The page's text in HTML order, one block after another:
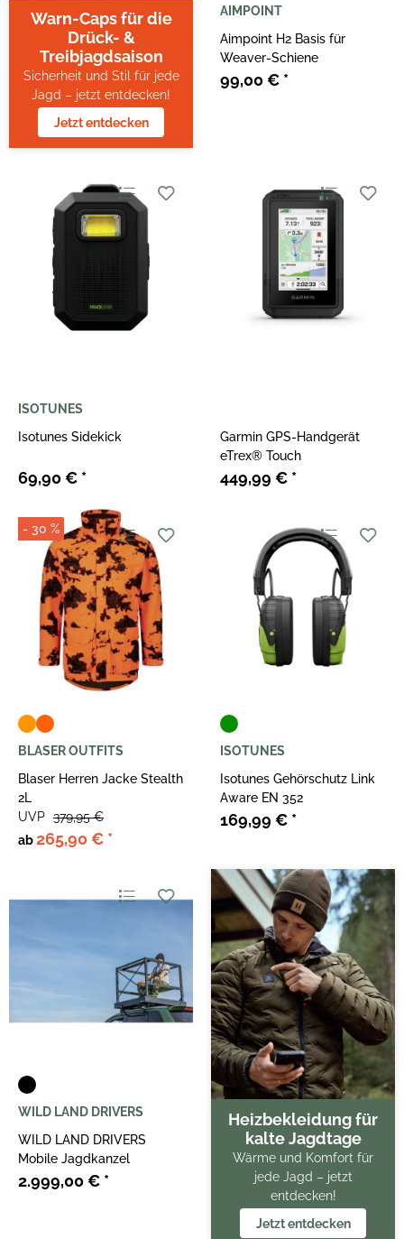
Warn-Caps für die
Drück- &
Treibjagdsaison
Sicherheit und Stil für jede
Jagd – jetzt entdecken!
Jetzt entdecken
AIMPOINT
Aimpoint H2 Basis für
Weaver-Schiene
99,00 € *
ISOTUNES
Isotunes Sidekick
69,90 € *
Garmin GPS-Handgerät
eTrex® Touch
449,99 € *
- 30 %
BLASER OUTFITS
Blaser Herren Jacke Stealth
2L
ab265,90 € *
UVP 379,95 €
ISOTUNES
Isotunes Gehörschutz Link
Aware EN 352
169,99 € *
WILD LAND DRIVERS
WILD LAND DRIVERS
Mobile Jagdkanzel
2.999,00 € *
Heizbekleidung für
kalte Jagdtage
Wärme und Komfort für
jede Jagd – jetzt
entdecken!
Jetzt entdecken